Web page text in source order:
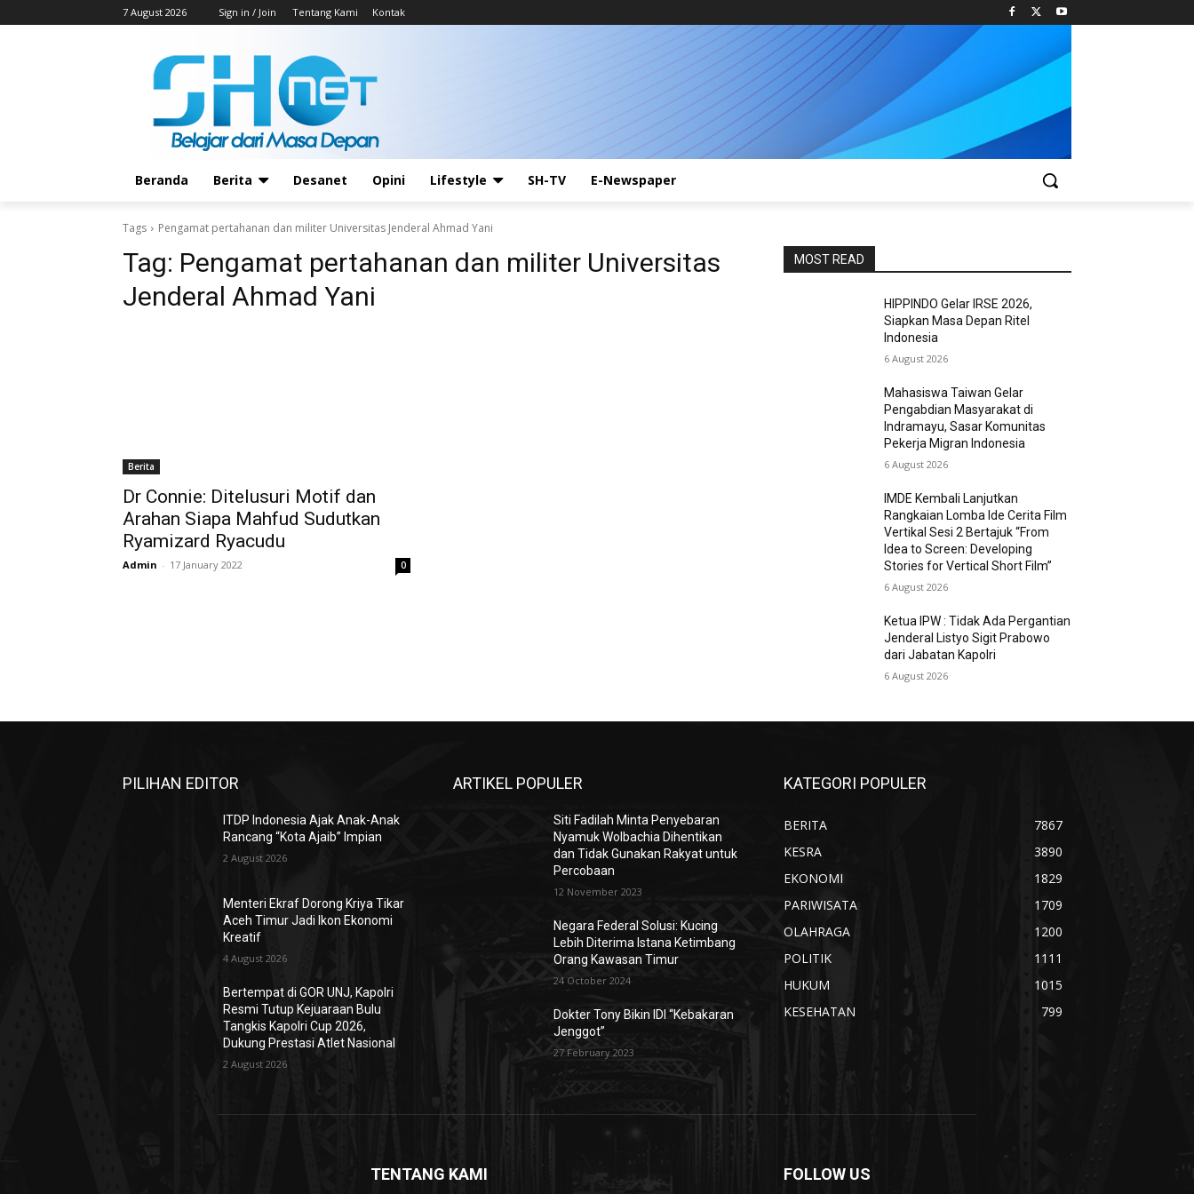
7 August 2026 Sign in / Join Tentang Kami Kontak
Beranda Berita Desanet Opini Lifestyle SH-TV E-Newspaper
Tags Pengamat pertahanan dan militer Universitas Jenderal Ahmad Yani
Tag: Pengamat pertahanan dan militer Universitas
Jenderal Ahmad Yani
Berita
Dr Connie: Ditelusuri Motif dan
Arahan Siapa Mahfud Sudutkan
Ryamizard Ryacudu
Admin - 17 January 2022 0
MOST READ
HIPPINDO Gelar IRSE 2026,
Siapkan Masa Depan Ritel
Indonesia
6 August 2026
Mahasiswa Taiwan Gelar
Pengabdian Masyarakat di
Indramayu, Sasar Komunitas
Pekerja Migran Indonesia
6 August 2026
IMDE Kembali Lanjutkan
Rangkaian Lomba Ide Cerita Film
Vertikal Sesi 2 Bertajuk “From
Idea to Screen: Developing
Stories for Vertical Short Film”
6 August 2026
Ketua IPW : Tidak Ada Pergantian
Jenderal Listyo Sigit Prabowo
dari Jabatan Kapolri
6 August 2026
PILIHAN EDITOR
ITDP Indonesia Ajak Anak-Anak
Rancang “Kota Ajaib” Impian
2 August 2026
Menteri Ekraf Dorong Kriya Tikar
Aceh Timur Jadi Ikon Ekonomi
Kreatif
4 August 2026
Bertempat di GOR UNJ, Kapolri
Resmi Tutup Kejuaraan Bulu
Tangkis Kapolri Cup 2026,
Dukung Prestasi Atlet Nasional
2 August 2026
ARTIKEL POPULER
Siti Fadilah Minta Penyebaran
Nyamuk Wolbachia Dihentikan
dan Tidak Gunakan Rakyat untuk
Percobaan
12 November 2023
Negara Federal Solusi: Kucing
Lebih Diterima Istana Ketimbang
Orang Kawasan Timur
24 October 2024
Dokter Tony Bikin IDI “Kebakaran
Jenggot”
27 February 2023
KATEGORI POPULER
BERITA
7867
KESRA
3890
EKONOMI
1829
PARIWISATA
1709
OLAHRAGA
1200
POLITIK
1111
HUKUM
1015
KESEHATAN
799
TENTANG KAMI FOLLOW US